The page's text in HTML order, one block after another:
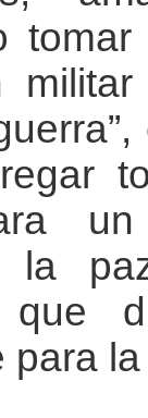
la
que
para